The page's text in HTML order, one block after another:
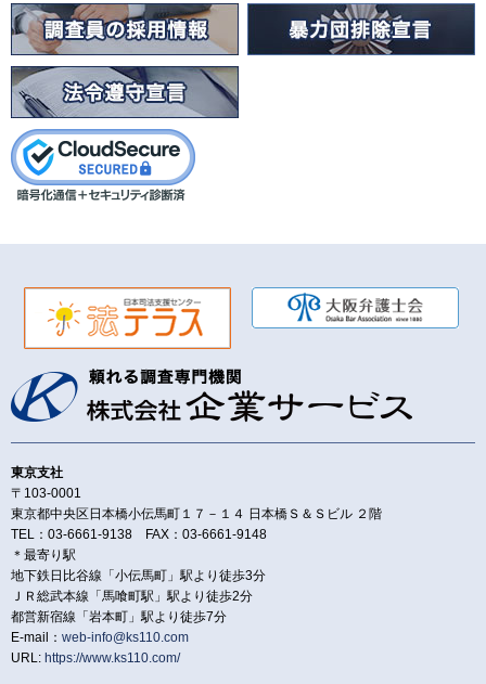
東京支社
〒103-0001
東京都中央区日本橋小伝馬町１７－１４ 日本橋Ｓ＆Ｓビル ２階
TEL：03-6661-9138 FAX：03-6661-9148
＊最寄り駅
地下鉄日比谷線「小伝馬町」駅より徒歩3分
ＪＲ総武本線「馬喰町駅」駅より徒歩2分
都営新宿線「岩本町」駅より徒歩7分
E-mail： web-info@ks110.com
URL: https://www.ks110.com/